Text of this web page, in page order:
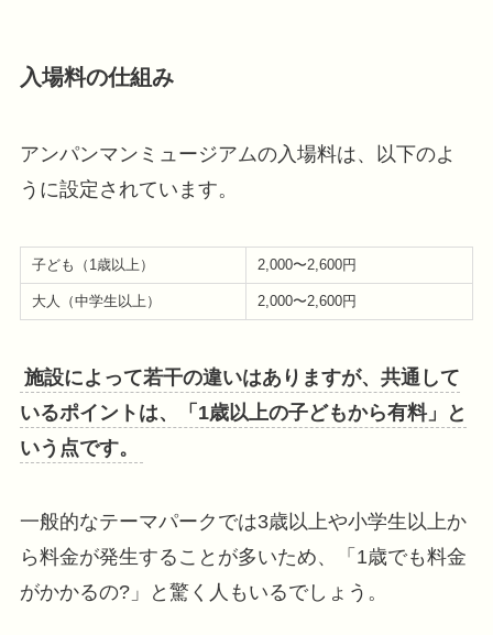
入場料の仕組み
アンパンマンミュージアムの入場料は、以下のよ
うに設定されています。
子ども（1歳以上） 2,000〜2,600円
大人（中学生以上） 2,000〜2,600円
施設によって若干の違いはありますが、共通して
いるポイントは、「1歳以上の子どもから有料」と
いう点です。
一般的なテーマパークでは3歳以上や小学生以上か
ら料金が発生することが多いため、「1歳でも料金
がかかるの?」と驚く人もいるでしょう。